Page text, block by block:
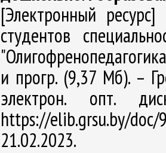
[Электронный
студентов
и прогр. (9,37 Мб). –
электрон. опт.
https://elib.grsu.by/
21.02.2023.